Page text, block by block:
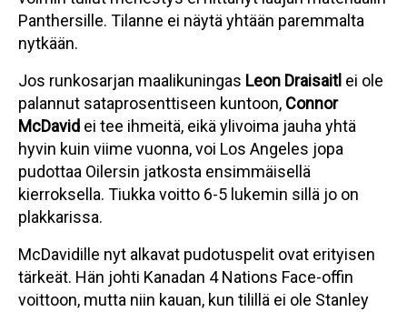
Panthersille. Tilanne ei näytä yhtään paremmalta
nytkään.
Jos runkosarjan maalikuningas Leon Draisaitl ei ole
palannut sataprosenttiseen kuntoon, Connor
McDavid ei tee ihmeitä, eikä ylivoima jauha yhtä
hyvin kuin viime vuonna, voi Los Angeles jopa
pudottaa Oilersin jatkosta ensimmäisellä
kierroksella. Tiukka voitto 6-5 lukemin sillä jo on
plakkarissa.
McDavidille nyt alkavat pudotuspelit ovat erityisen
tärkeät. Hän johti Kanadan 4 Nations Face-offin
voittoon, mutta niin kauan, kun tilillä ei ole Stanley